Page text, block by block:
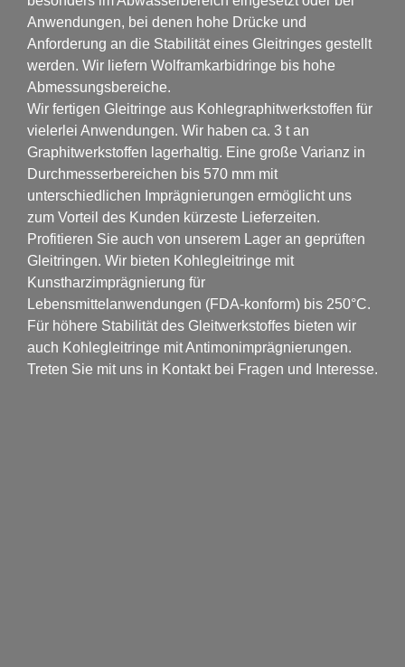
Anwendungen, bei denen hohe Drücke und
Anforderung an die Stabilität eines Gleitringes gestellt
werden. Wir liefern Wolframkarbidringe bis hohe
Abmessungsbereiche.
Wir fertigen Gleitringe aus Kohlegraphitwerkstoffen für
vielerlei Anwendungen. Wir haben ca. 3 t an
Graphitwerkstoffen lagerhaltig. Eine große Varianz in
Durchmesserbereichen bis 570 mm mit
unterschiedlichen Imprägnierungen ermöglicht uns
zum Vorteil des Kunden kürzeste Lieferzeiten.
Profitieren Sie auch von unserem Lager an geprüften
Gleitringen. Wir bieten Kohlegleitringe mit
Kunstharzimprägnierung für
Lebensmittelanwendungen (FDA-konform) bis 250°C.
Für höhere Stabilität des Gleitwerkstoffes bieten wir
auch Kohlegleitringe mit Antimonimprägnierungen.
Treten Sie mit uns in Kontakt bei Fragen und Interesse.